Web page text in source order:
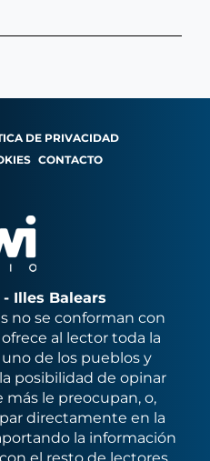
DE PRIVACIDAD
CONTACTO
Illes Balears
no se conforman con
al lector toda la
de los pueblos y
posibilidad de opinar
le preocupan, o,
directamente en la
la información
el resto de lectores.